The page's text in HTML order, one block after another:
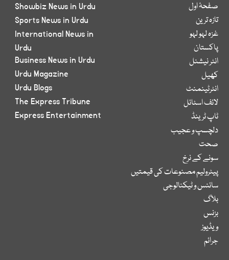
صفحۂ اول
تازہ ترین
غزہ لہو لہو
پاکستان
انٹر نیشنل
کھیل
انٹرٹینمنٹ
لائف اسٹائل
ٹاپ ٹرینڈ
دلچسپ و عجیب
صحت
سونے کے نرخ
پیٹرولیم مصنوعات کی قیمتیں
سائنس و ٹیکنالوجی
بلاگ
بزنس
ویڈیوز
جرائم
Showbiz News in Urdu
Sports News in Urdu
International News in
Urdu
Business News in Urdu
Urdu Magazine
Urdu Blogs
The Express Tribune
Express Entertainment